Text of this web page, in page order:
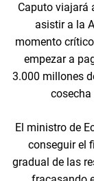
Caputo viajará
asistir a la
momento
empezar a
3.000 millones
cosecha
El ministro de
conseguir el
gradual de las